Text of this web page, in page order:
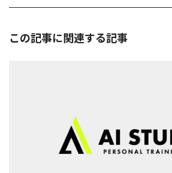
この記事に関連する記事